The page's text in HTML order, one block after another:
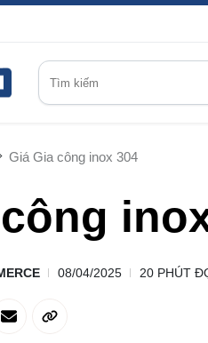
Giá Gia công inox 304
08/04/2025 20 PHÚT